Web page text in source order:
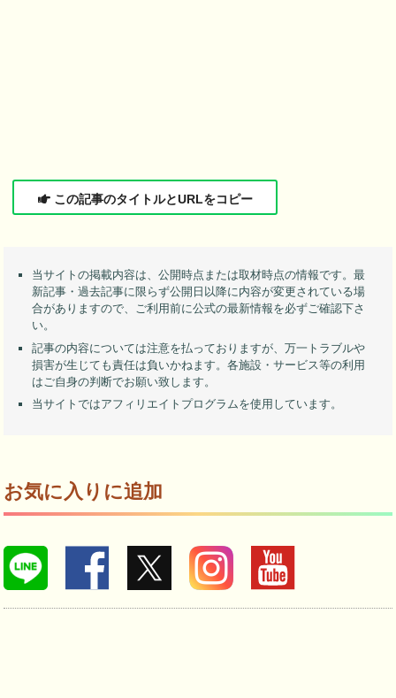
この記事のタイトルとURLをコピー
当サイトの掲載内容は、公開時点または取材時点の情報です。最
新記事・過去記事に限らず公開日以降に内容が変更されている場
合がありますので、ご利用前に公式の最新情報を必ずご確認下さ
い。
記事の内容については注意を払っておりますが、万一トラブルや
損害が生じても責任は負いかねます。各施設・サービス等の利用
はご自身の判断でお願い致します。
当サイトではアフィリエイトプログラムを使用しています。
お気に入りに追加